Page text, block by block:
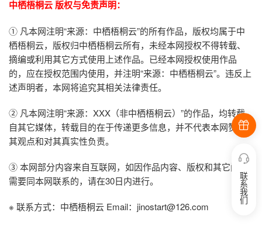
中栖梧桐云 版权与免责声明：
① 凡本网注明“来源：中栖梧桐云”的所有作品，版权均属于中
栖梧桐云，版权归中栖梧桐云所有，未经本网授权不得转载、
摘编或利用其它方式使用上述作品。已经本网授权使用作品
的，应在授权范围内使用，并注明“来源：中栖梧桐云”。违反上
述声明者，本网将追究其相关法律责任。
② 凡本网注明“来源：XXX（非中栖梧桐云）”的作品，均转载
自其它媒体，转载目的在于传递更多信息，并不代表本网赞同
其观点和对其真实性负责。
③ 本网部分内容来自互联网，如因作品内容、版权和其它问题
需要同本网联系的，请在30日内进行。
※ 联系方式：中栖梧桐云 Email：jinostart@126.com
联
系
我
们